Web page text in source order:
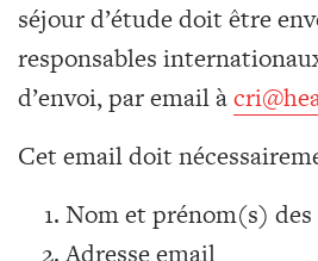
séjour d’étude doit être
responsables
d’envoi, par email à
Cet email doit
Nom et prénom(s)
Adresse email